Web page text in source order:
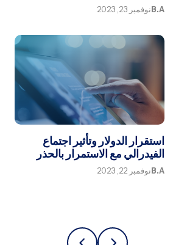
B.Aنوفمبر 23, 2023
استقرار الدولار وتأثير اجتماع
الفيدرالي مع الاستمرار بالحذر
B.Aنوفمبر 22, 2023